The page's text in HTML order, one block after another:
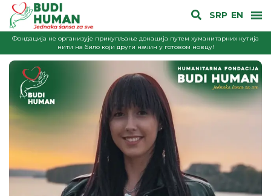
SRP EN
Фондација не организује прикупљање донација путем хуманитарних кутија
нити на било који други начин у готовом новцу!